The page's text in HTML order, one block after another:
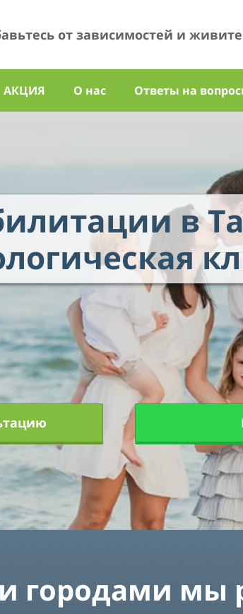
от зависимостей и живите
АКЦИЯ О нас Ответы на
в
городами мы
00
01
02
03
05
04
06
07
08
09
11